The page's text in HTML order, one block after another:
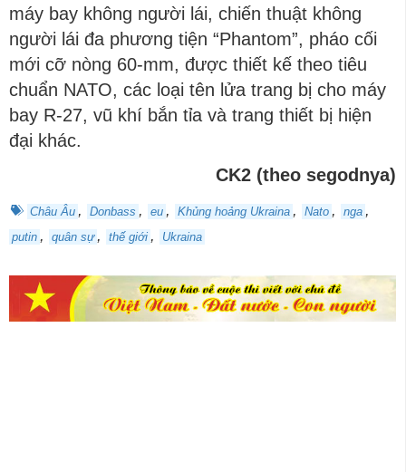
máy bay không người lái, chiến thuật không
người lái đa phương tiện “Phantom”, pháo cối
mới cỡ nòng 60-mm, được thiết kế theo tiêu
chuẩn NATO, các loại tên lửa trang bị cho máy
bay R-27, vũ khí bắn tỉa và trang thiết bị hiện
đại khác.
СK2 (theo segodnya)
Châu Âu , Donbass , eu , Khủng hoảng Ukraina , Nato , nga ,
putin , quân sự , thế giới , Ukraina